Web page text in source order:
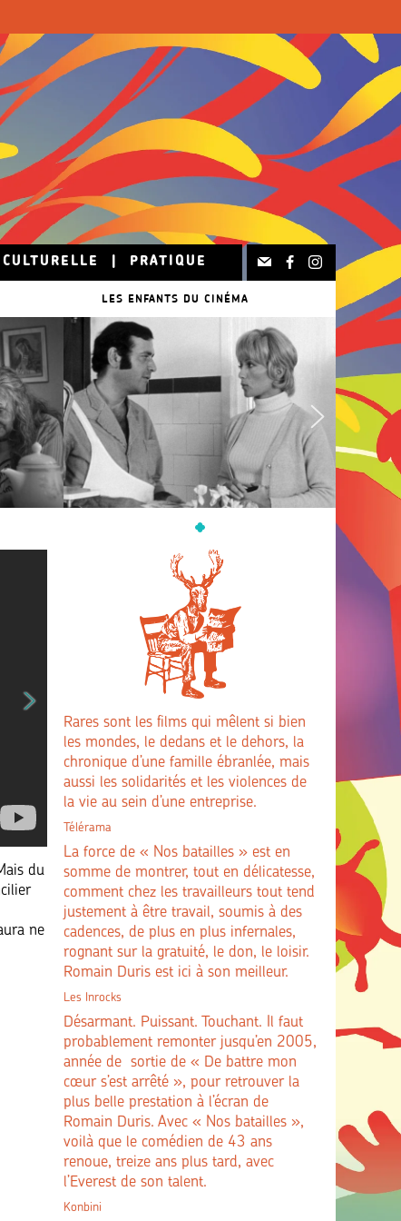
PRATIQUE
LES ENFANTS DU CINÉMA
du
ne
Rares sont les films qui mêlent si bien
les mondes, le dedans et le dehors, la
chronique d’une famille ébranlée, mais
aussi les solidarités et les violences de
la vie au sein d’une entreprise.
Télérama
La force de « Nos batailles » est en
somme de montrer, tout en délicatesse,
comment chez les travailleurs tout tend
justement à être travail, soumis à des
cadences, de plus en plus infernales,
rognant sur la gratuité, le don, le loisir.
Romain Duris est ici à son meilleur.
Les Inrocks
Désarmant. Puissant. Touchant. Il faut
probablement remonter jusqu’en 2005,
année de sortie de « De battre mon
cœur s’est arrêté », pour retrouver la
plus belle prestation à l’écran de
Romain Duris. Avec « Nos batailles »,
voilà que le comédien de 43 ans
renoue, treize ans plus tard, avec
l’Everest de son talent.
Konbini